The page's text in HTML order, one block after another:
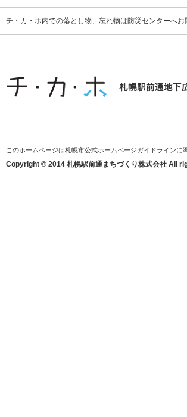
チ・カ・ホ内での落とし物、忘れ物は防災センターへ
このホームページは札幌市公式ホームページガイドラインに
Copyright © 2014 札幌駅前通まちづくり株式会社 All